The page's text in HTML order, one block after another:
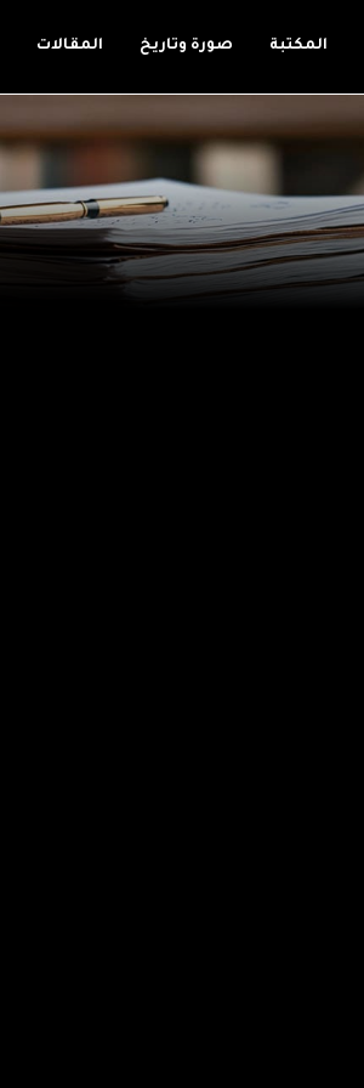
المكتبة صورة وتاريخ المقالات